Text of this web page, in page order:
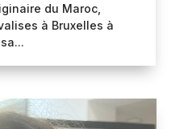
du Maroc,
à Bruxelles à